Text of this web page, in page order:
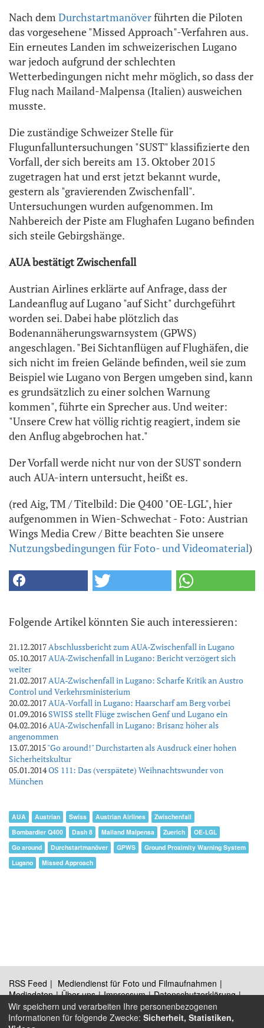
Nach dem Durchstartmanöverführten die Piloten
das vorgesehene "Missed Approach"-Verfahren aus.
Ein erneutes Landen im schweizerischen Lugano
war jedoch aufgrund der schlechten
Wetterbedingungen nicht mehr möglich, so dass der
Flug nach Mailand-Malpensa (Italien) ausweichen
musste.
Die zuständige Schweizer Stelle für
Flugunfalluntersuchungen "SUST" klassifizierte den
Vorfall, der sich bereits am 13. Oktober 2015
zugetragen hat und erst jetzt bekannt wurde,
gestern als "gravierenden Zwischenfall".
Untersuchungen wurden aufgenommen. Im
Nahbereich der Piste am Flughafen Lugano befinden
sich steile Gebirgshänge.
AUA bestätigt Zwischenfall
Austrian Airlines erklärte auf Anfrage, dass der
Landeanflug auf Lugano "auf Sicht" durchgeführt
worden sei. Dabei habe plötzlich das
Bodenannäherungswarnsystem (GPWS)
angeschlagen. "Bei Sichtanflügen auf Flughäfen, die
sich nicht im freien Gelände befinden, weil sie zum
Beispiel wie Lugano von Bergen umgeben sind, kann
es grundsätzlich zu einer solchen Warnung
kommen", führte ein Sprecher aus. Und weiter:
"Unsere Crew hat völlig richtig reagiert, indem sie
den Anflug abgebrochen hat."
Der Vorfall werde nicht nur von der SUST sondern
auch AUA-intern untersucht, heißt es.
(red Aig, TM / Titelbild: Die Q400 "OE-LGL", hier
aufgenommen in Wien-Schwechat - Foto: Austrian
Wings Media Crew / Bitte beachten Sie unsere
Nutzungsbedingungen für Foto- und Videomaterial)
Folgende Artikel könnten Sie auch interessieren:
21.12.2017Abschlussbericht zum AUA-Zwischenfall in Lugano
05.10.2017AUA-Zwischenfall in Lugano: Bericht verzögert sich
weiter
21.02.2017AUA-Zwischenfall in Lugano: Scharfe Kritik an Austro
Control und Verkehrsministerium
20.02.2017AUA-Vorfall in Lugano: Haarscharf am Berg vorbei
01.09.2016 SWISS stellt Flüge zwischen Genf und Lugano ein
04.02.2016AUA-Zwischenfall in Lugano: Brisanz höher als
angenommen
13.07.2015"Go around!" Durchstarten als Ausdruck einer hohen
Sicherheitskultur
05.01.2014OS 111: Das (verspätete) Weihnachtswunder von
München
AUA Austrian Swiss Austrian Airlines
Zwischenfall
Bombardier Q400
Dash 8 Mailand Malpensa Zuerich
OE-LGL
Go around
Durchstartmanöver GPWS
Ground Proximity Warning System
Lugano
Missed Approach
RSS Feed
Mediendienst für Foto und Filmaufnahmen
Mediadaten
Über uns Impressum
Datenschutzerklärung
Kontakt
Wir speichern und verarbeiten Ihre personenbezogenen
Informationen für folgende Zwecke: Sicherheit, Statistiken,